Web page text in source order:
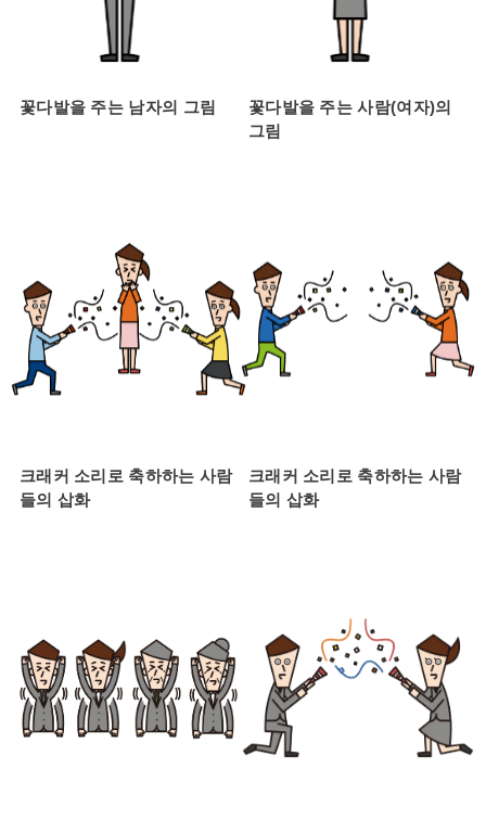
꽃다발을 주는 남자의 그림
꽃다발을 주는 사람(여자)의
그림
크래커 소리로 축하하는 사람
들의 삽화
크래커 소리로 축하하는 사람
들의 삽화